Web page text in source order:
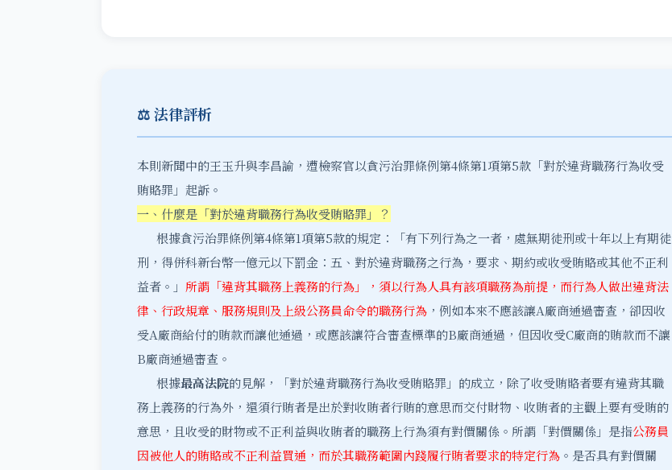
⚖️ 法律評析
本則新聞中的王玉升與李昌諭，遭檢察官以貪污治罪條例第4條第1項第5款「對於違背職務行為收受
賄賂罪」起訴。
一、什麼是「對於違背職務行為收受賄賂罪」？
根據貪污治罪條例第4條第1項第5款的規定：「有下列行為之一者，處無期徒刑或十年以上有期徒
刑，得併科新台幣一億元以下罰金：五、對於違背職務之行為，要求、期約或收受賄賂或其他不正利
益者。」 所謂「違背其職務上義務的行為」，須以行為人具有該項職務為前提，而行為人做出違背法
律、行政規章、服務規則及上級公務員命令的職務行為 ，例如本來不應該讓A廠商通過審查，卻因收
受A廠商給付的賄款而讓他通過，或應該讓符合審查標準的B廠商通過，但因收受C廠商的賄款而不讓
B廠商通過審查。
根據最高法院的見解，「對於違背職務行為收受賄賂罪」的成立，除了收受賄賂者要有違背其職
務上義務的行為外，還須行賄者是出於對收賄者行賄的意思而交付財物、收賄者的主觀上要有受賄的
意思，且收受的財物或不正利益與收賄者的職務上行為須有對價關係。所謂「對價關係」是指公務員
因被他人的賄賂或不正利益買通，而於其職務範圍內踐履行賄者要求的特定行為 。是否具有對價關